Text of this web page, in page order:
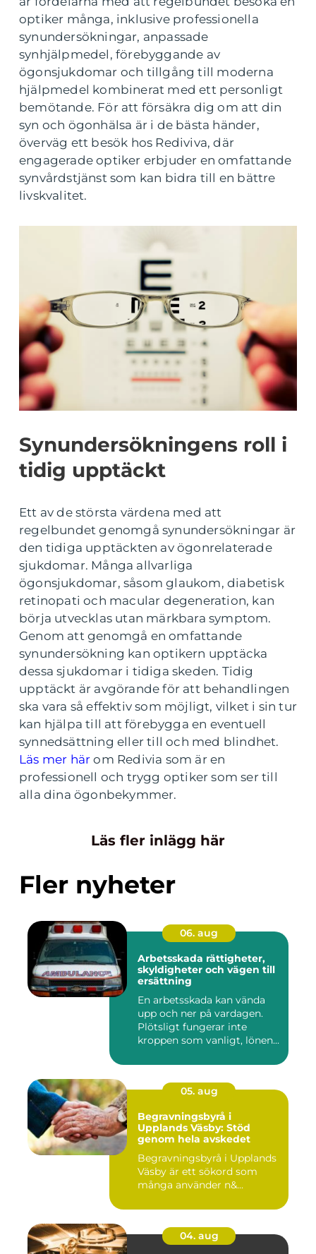
optiker många, inklusive professionella
synundersökningar, anpassade
synhjälpmedel, förebyggande av
ögonsjukdomar och tillgång till moderna
hjälpmedel kombinerat med ett personligt
bemötande. För att försäkra dig om att din
syn och ögonhälsa är i de bästa händer,
överväg ett besök hos Rediviva, där
engagerade optiker erbjuder en omfattande
synvårdstjänst som kan bidra till en bättre
livskvalitet.
Synundersökningens roll i
tidig upptäckt
Ett av de största värdena med att
regelbundet genomgå synundersökningar är
den tidiga upptäckten av ögonrelaterade
sjukdomar. Många allvarliga
ögonsjukdomar, såsom glaukom, diabetisk
retinopati och macular degeneration, kan
börja utvecklas utan märkbara symptom.
Genom att genomgå en omfattande
synundersökning kan optikern upptäcka
dessa sjukdomar i tidiga skeden. Tidig
upptäckt är avgörande för att behandlingen
ska vara så effektiv som möjligt, vilket i sin tur
kan hjälpa till att förebygga en eventuell
synnedsättning eller till och med blindhet.
Läs mer här om Redivia som är en
professionell och trygg optiker som ser till
alla dina ögonbekymmer.
Läs fler inlägg här
Fler nyheter
06. aug
Arbetsskada rättigheter,
skyldigheter och vägen till
ersättning
En arbetsskada kan vända
upp och ner på vardagen.
Plötsligt fungerar inte
kroppen som vanligt, lönen...
05. aug
Begravningsbyrå i
Upplands Väsby: Stöd
genom hela avskedet
Begravningsbyrå i Upplands
Väsby är ett sökord som
många använder n&...
04. aug